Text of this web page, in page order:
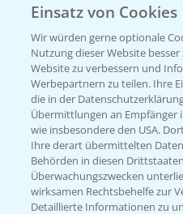
KONTAKT
Hilfe in Notfällen
T.+49 (0)214/30-
Einsatz von Cookies
Wir würden gerne optionale
Nutzung dieser Website
Website zu verbessern und
Werbepartnern zu teilen. Ihre
die in der
Übermittlungen an Empfänger
wie insbesondere den USA.
Ihre derart übermittelten
Behörden in diesen
Überwachungszwecken
wirksamen Rechtsbehelfe zur
Detaillierte Informationen zu